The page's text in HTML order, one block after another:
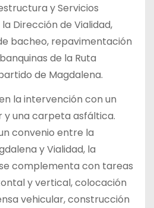
y Servicios
Dirección de Vialidad,
bacheo, repavimentación
de la Ruta
de Magdalena.
la intervención con un
y una carpeta asfáltica.
convenio entre la
y Vialidad, la
complementa con tareas
y vertical, colocación
vehicular, construcción